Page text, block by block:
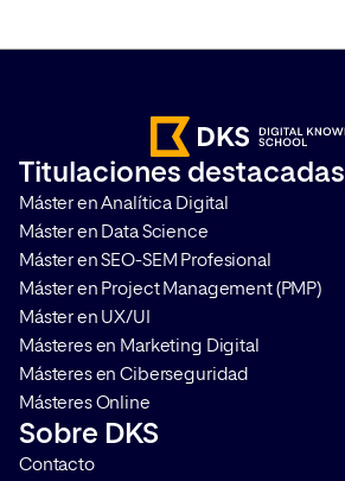
ayuda a construir credibilidad y
acelera el proceso en la toma de
decisiones de compra. Te
contamos en qué consiste y […]
Titulaciones destacadas
Máster en Analítica Digital
Máster en Data Science
Máster en SEO-SEM Profesional
Máster en Project Management (PMP)
Máster en UX/UI
Másteres en Marketing Digital
Másteres en Ciberseguridad
Másteres Online
Sobre DKS
Contacto